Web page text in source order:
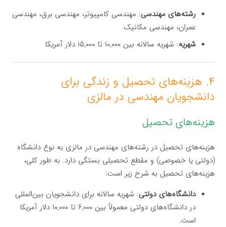
رشته‌های مهندسی: مهندسی کامپیوتر، مهندسی برق، مهندسی
عمران، مهندسی مکانیک
شهریه: شهریه سالانه بین ۱۰,۰۰۰ تا ۱۵,۰۰۰ دلار آمریکا
۴. هزینه‌های تحصیل و زندگی برای
دانشجویان مهندسی در مالزی
هزینه‌های تحصیل
هزینه‌های تحصیل در رشته‌های مهندسی در مالزی به نوع دانشگاه
(دولتی یا خصوصی) و مقطع تحصیلی بستگی دارد. به طور کلی،
هزینه‌های تحصیل به شرح زیر است:
دانشگاه‌های دولتی: شهریه سالانه برای دانشجویان بین‌المللی
در دانشگاه‌های دولتی معمولاً بین ۶,۰۰۰ تا ۱۰,۰۰۰ دلار آمریکا
است.